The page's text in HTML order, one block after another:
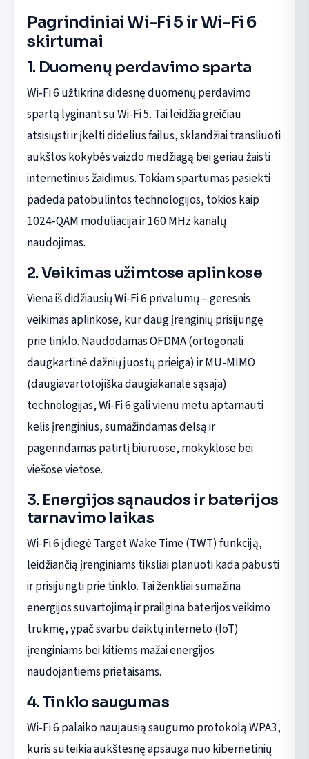
Pagrindiniai Wi-Fi 5 ir Wi-Fi 6
skirtumai
1. Duomenų perdavimo sparta
Wi-Fi 6 užtikrina didesnę duomenų perdavimo
spartą lyginant su Wi-Fi 5. Tai leidžia greičiau
atsisiųsti ir įkelti didelius failus, sklandžiai transliuoti
aukštos kokybės vaizdo medžiagą bei geriau žaisti
internetinius žaidimus. Tokiam spartumas pasiekti
padeda patobulintos technologijos, tokios kaip
1024-QAM moduliacija ir 160 MHz kanalų
naudojimas.
2. Veikimas užimtose aplinkose
Viena iš didžiausių Wi-Fi 6 privalumų – geresnis
veikimas aplinkose, kur daug įrenginių prisijungę
prie tinklo. Naudodamas OFDMA (ortogonali
daugkartinė dažnių juostų prieiga) ir MU-MIMO
(daugiavartotojiška daugiakanalė sąsaja)
technologijas, Wi-Fi 6 gali vienu metu aptarnauti
kelis įrenginius, sumažindamas delsą ir
pagerindamas patirtį biuruose, mokyklose bei
viešose vietose.
3. Energijos sąnaudos ir baterijos
tarnavimo laikas
Wi-Fi 6 įdiegė Target Wake Time (TWT) funkciją,
leidžiančią įrenginiams tiksliai planuoti kada pabusti
ir prisijungti prie tinklo. Tai ženkliai sumažina
energijos suvartojimą ir prailgina baterijos veikimo
trukmę, ypač svarbu daiktų interneto (IoT)
įrenginiams bei kitiems mažai energijos
naudojantiems prietaisams.
4. Tinklo saugumas
Wi-Fi 6 palaiko naujausią saugumo protokolą WPA3,
kuris suteikia aukštesnę apsauga nuo kibernetinių